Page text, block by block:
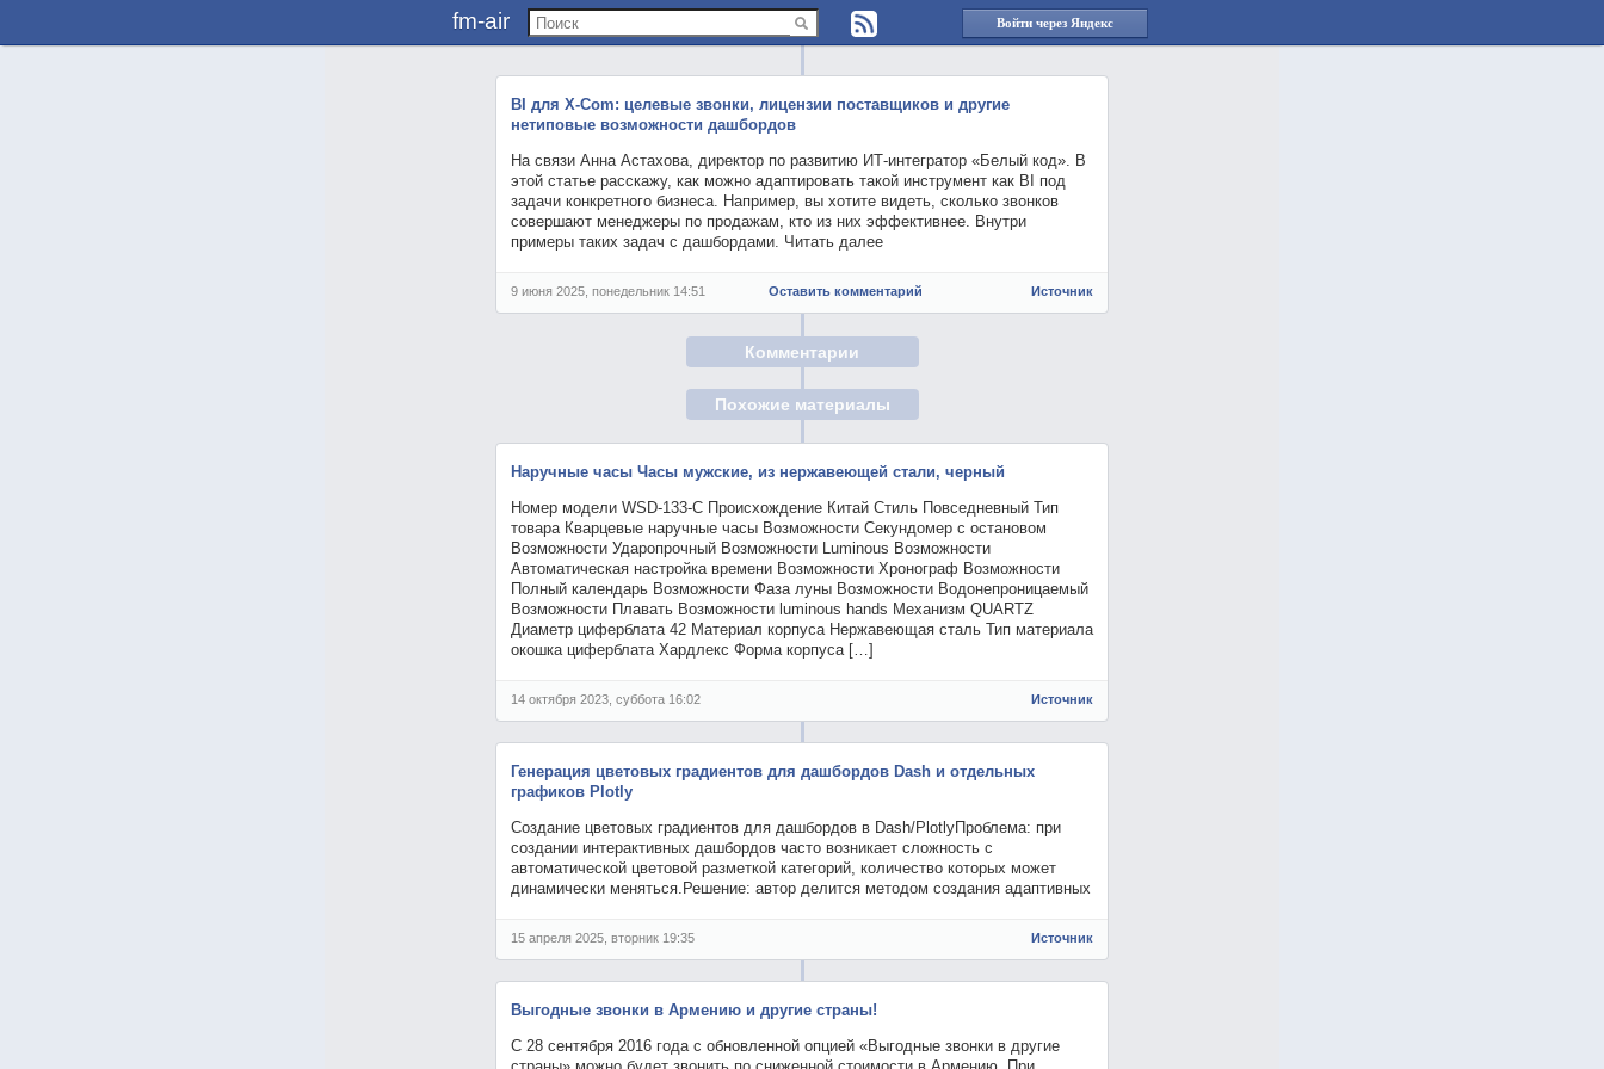
fm-air Войти через Яндекс
BI для X-Com: целевые звонки, лицензии поставщиков и другие
нетиповые возможности дашбордов
На связи Анна Астахова, директор по развитию ИТ-интегратор «Белый код». В
этой статье расскажу, как можно адаптировать такой инструмент как BI под
задачи конкретного бизнеса. Например, вы хотите видеть, сколько звонков
совершают менеджеры по продажам, кто из них эффективнее. Внутри
примеры таких задач с дашбордами. Читать далее
9 июня 2025, понедельник 14:51 Оставить комментарий Источник
Комментарии
Похожие материалы
Наручные часы Часы мужские, из нержавеющей стали, черный
Номер модели WSD-133-C Происхождение Китай Стиль Повседневный Тип
товара Кварцевые наручные часы Возможности Секундомер с остановом
Возможности Ударопрочный Возможности Luminous Возможности
Автоматическая настройка времени Возможности Хронограф Возможности
Полный календарь Возможности Фаза луны Возможности Водонепроницаемый
Возможности Плавать Возможности luminous hands Механизм QUARTZ
Диаметр циферблата 42 Материал корпуса Нержавеющая сталь Тип материала
окошка циферблата Хардлекс Форма корпуса […]
14 октября 2023, суббота 16:02 Источник
Генерация цветовых градиентов для дашбордов Dash и отдельных
графиков Plotly
Создание цветовых градиентов для дашбордов в Dash/PlotlyПроблема: при
создании интерактивных дашбордов часто возникает сложность с
автоматической цветовой разметкой категорий, количество которых может
динамически меняться.Решение: автор делится методом создания адаптивных
15 апреля 2025, вторник 19:35 Источник
Выгодные звонки в Армению и другие страны!
С 28 сентября 2016 года с обновленной опцией «Выгодные звонки в другие